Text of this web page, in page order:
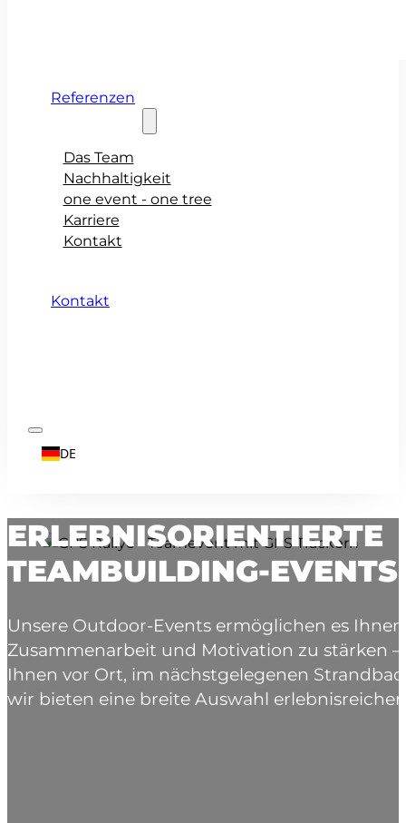
Referenzen
Das Team
Nachhaltigkeit
one event - one tree
Karriere
Kontakt
Kontakt
DE
ERLEBNISORIENTIERTE
TEAMBUILDING-
Unsere Outdoor-Events ermöglichen es
Zusammenarbeit und Motivation zu stärken
Ihnen vor Ort, im nächstgelegenen
wir bieten eine breite Auswahl